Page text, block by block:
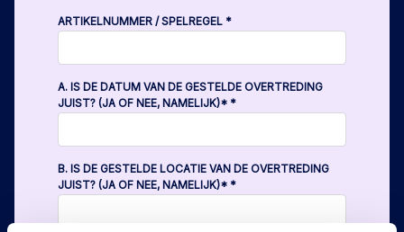
ARTIKELNUMMER / SPELREGEL *
A. IS DE DATUM VAN DE GESTELDE OVERTREDING
JUIST? (JA OF NEE, NAMELIJK)* *
B. IS DE GESTELDE LOCATIE VAN DE OVERTREDING
JUIST? (JA OF NEE, NAMELIJK)* *